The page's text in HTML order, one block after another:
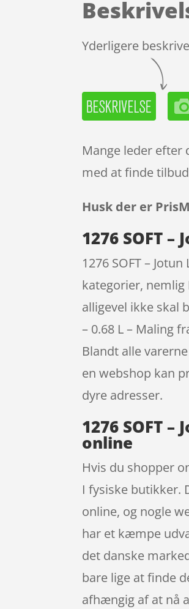
Yderligere
Mange leder efter
med at finde
Husk der er
1276 SOFT
1276 SOFT –
kategorier, nemlig
alligevel ikke skal
– 0.68 L – Maling
Blandt alle
en webshop kan
dyre adresser.
1276 SOFT
online
Hvis du shopper
I fysiske butikker.
online, og nogle
har et kæmpe
det danske
bare lige at finde
afhængig af at nå